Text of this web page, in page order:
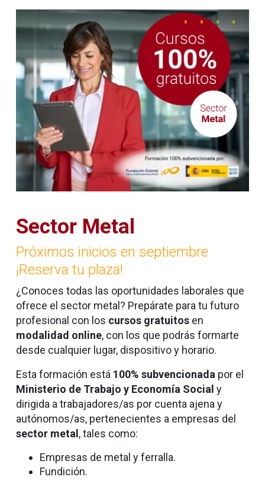
Sector Metal
Próximos inicios en septiembre
¡Reserva tu plaza!
¿Conoces todas las oportunidades laborales que
ofrece el sector metal? Prepárate para tu futuro
profesional con los cursos gratuitosen
modalidad online, con los que podrás formarte
desde cualquier lugar, dispositivo y horario.
Esta formación está 100% subvencionada por el
Ministerio de Trabajo y Economía Social y
dirigida a trabajadores/as por cuenta ajena y
autónomos/as, pertenecientes a empresas del
sector metal , tales como:
Empresas de metal y ferralla.
Fundición.